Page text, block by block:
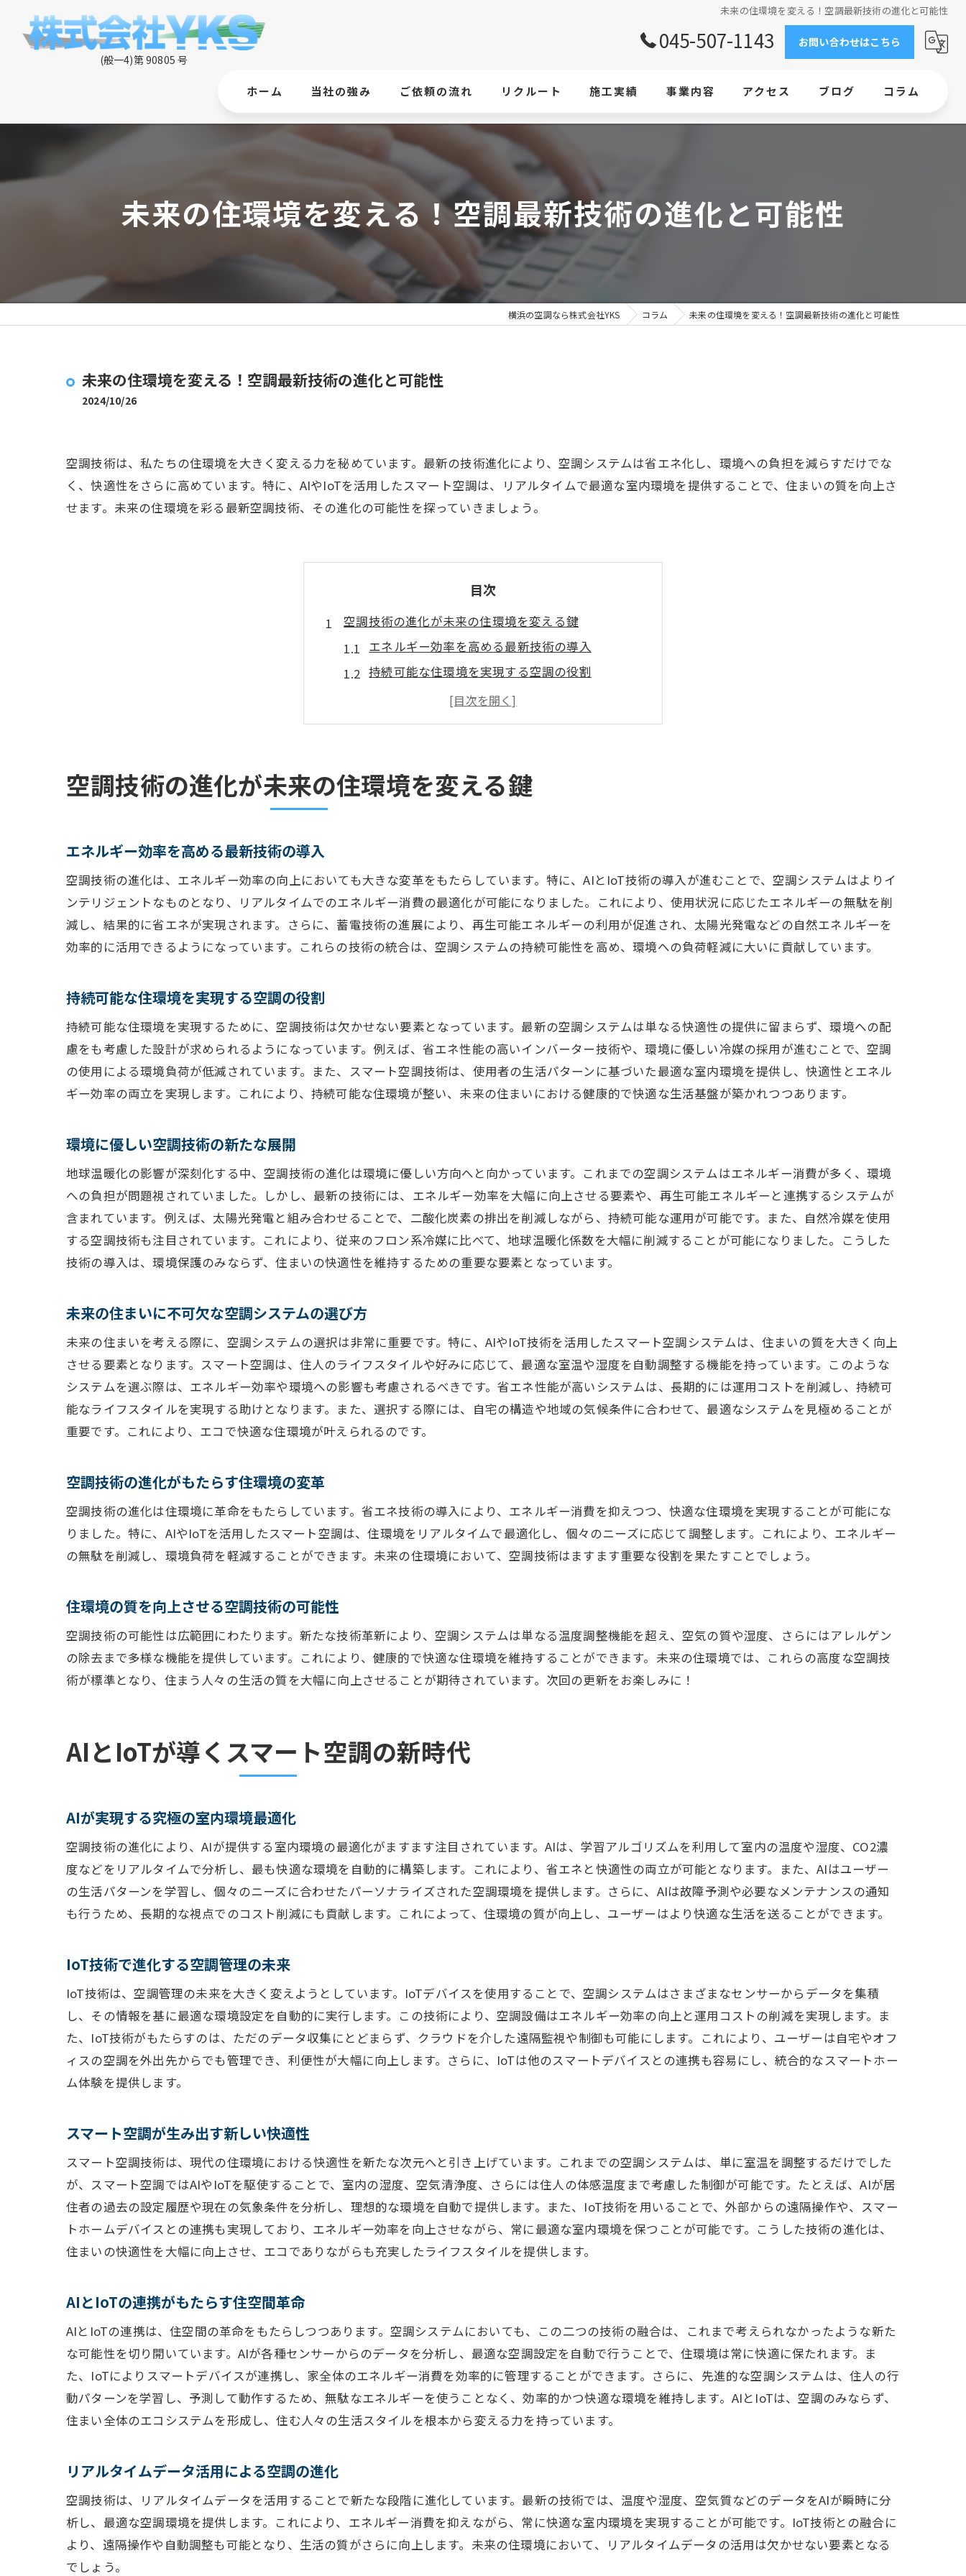
未来の住環境を変える！空調最新技術の進化と可能性
045-507-1143 お問い合わせはこちら
ホーム 当社の強み ご依頼の流れ リクルート 施工実績 事業内容
エアコン
アクセス ブログ コラム
未来の住環境を変える！空調最新技術の進化と可能性
横浜の空調なら株式会社YKS コラム 未来の住環境を変える！空調最新技術の進化と可能性
未来の住環境を変える！空調最新技術の進化と可能性
2024/10/26
空調技術は、私たちの住環境を大きく変える力を秘めています。最新の技術進化により、空調システムは省エネ化し、環境への負担を減らすだけでな
く、快適性をさらに高めています。特に、AIやIoTを活用したスマート空調は、リアルタイムで最適な室内環境を提供することで、住まいの質を向上さ
せます。未来の住環境を彩る最新空調技術、その進化の可能性を探っていきましょう。
目次
空調技術の進化が未来の住環境を変える鍵
エネルギー効率を高める最新技術の導入
持続可能な住環境を実現する空調の役割
環境に優しい空調技術の新たな展開
未来の住まいに不可欠な空調システムの選び方
住環境の質を向上させる空調技術の可能性
AIとIoTが導くスマート空調の新時代
スマート空調が生み出す新しい快適性
AIとIoTの連携がもたらす住空間革命
リアルタイムデータ活用による空調の進化
スマート空調の導入で変わる生活スタイル
快適性を維持しつつエネルギー消費を抑える方法
環境負荷を軽減する空調技術の進化
省エネ空調がもたらす経済効果と可能性
快適な住環境を実現する最先端技術の応用
リアルタイム調整で得られる快適性の向上
データ解析がもたらす空調の新たな可能性
最適な空調環境を実現するためのテクノロジー
リアルタイム管理がもたらす省エネ効果
未来の住環境を彩る空調技術のトレンド
注目の最新空調技術トレンドを探る
空調技術の進化がもたらす住空間の変化
未来志向の空調技術が描く新たな住環境
空調技術が生活に与える影響と展望
空調技術の進化がもたらす環境負荷の低減
環境に配慮した空調技術の最新動向
持続可能な未来を支える空調技術の進化
エコロジカルな住環境を実現する新技術
未来の住空間に向けた環境配慮型空調
スマートホームを支える革新的空調技術
スマートホームの未来を支える空調の役割
未来の住環境を実現する空調技術の最前線
最前線技術で実現する未来の住環境
空調技術の最前線が描く新たな住まい
未来の住環境を形作る空調技術の展望
空調技術の進化が未来の住環境を変える鍵
エネルギー効率を高める最新技術の導入
空調技術の進化は、エネルギー効率の向上においても大きな変革をもたらしています。特に、AIとIoT技術の導入が進むことで、空調システムはよりイ
ンテリジェントなものとなり、リアルタイムでのエネルギー消費の最適化が可能になりました。これにより、使用状況に応じたエネルギーの無駄を削
減し、結果的に省エネが実現されます。さらに、蓄電技術の進展により、再生可能エネルギーの利用が促進され、太陽光発電などの自然エネルギーを
効率的に活用できるようになっています。これらの技術の統合は、空調システムの持続可能性を高め、環境への負荷軽減に大いに貢献しています。
持続可能な住環境を実現する空調の役割
持続可能な住環境を実現するために、空調技術は欠かせない要素となっています。最新の空調システムは単なる快適性の提供に留まらず、環境への配
慮をも考慮した設計が求められるようになっています。例えば、省エネ性能の高いインバーター技術や、環境に優しい冷媒の採用が進むことで、空調
の使用による環境負荷が低減されています。また、スマート空調技術は、使用者の生活パターンに基づいた最適な室内環境を提供し、快適性とエネル
ギー効率の両立を実現します。これにより、持続可能な住環境が整い、未来の住まいにおける健康的で快適な生活基盤が築かれつつあります。
環境に優しい空調技術の新たな展開
地球温暖化の影響が深刻化する中、空調技術の進化は環境に優しい方向へと向かっています。これまでの空調システムはエネルギー消費が多く、環境
への負担が問題視されていました。しかし、最新の技術には、エネルギー効率を大幅に向上させる要素や、再生可能エネルギーと連携するシステムが
含まれています。例えば、太陽光発電と組み合わせることで、二酸化炭素の排出を削減しながら、持続可能な運用が可能です。また、自然冷媒を使用
する空調技術も注目されています。これにより、従来のフロン系冷媒に比べて、地球温暖化係数を大幅に削減することが可能になりました。こうした
技術の導入は、環境保護のみならず、住まいの快適性を維持するための重要な要素となっています。
未来の住まいに不可欠な空調システムの選び方
未来の住まいを考える際に、空調システムの選択は非常に重要です。特に、AIやIoT技術を活用したスマート空調システムは、住まいの質を大きく向上
させる要素となります。スマート空調は、住人のライフスタイルや好みに応じて、最適な室温や湿度を自動調整する機能を持っています。このような
システムを選ぶ際は、エネルギー効率や環境への影響も考慮されるべきです。省エネ性能が高いシステムは、長期的には運用コストを削減し、持続可
能なライフスタイルを実現する助けとなります。また、選択する際には、自宅の構造や地域の気候条件に合わせて、最適なシステムを見極めることが
重要です。これにより、エコで快適な住環境が叶えられるのです。
空調技術の進化がもたらす住環境の変革
空調技術の進化は住環境に革命をもたらしています。省エネ技術の導入により、エネルギー消費を抑えつつ、快適な住環境を実現することが可能にな
りました。特に、AIやIoTを活用したスマート空調は、住環境をリアルタイムで最適化し、個々のニーズに応じて調整します。これにより、エネルギー
の無駄を削減し、環境負荷を軽減することができます。未来の住環境において、空調技術はますます重要な役割を果たすことでしょう。
住環境の質を向上させる空調技術の可能性
空調技術の可能性は広範囲にわたります。新たな技術革新により、空調システムは単なる温度調整機能を超え、空気の質や湿度、さらにはアレルゲン
の除去まで多様な機能を提供しています。これにより、健康的で快適な住環境を維持することができます。未来の住環境では、これらの高度な空調技
術が標準となり、住まう人々の生活の質を大幅に向上させることが期待されています。次回の更新をお楽しみに！
AIとIoTが導くスマート空調の新時代
AIが実現する究極の室内環境最適化
空調技術の進化により、AIが提供する室内環境の最適化がますます注目されています。AIは、学習アルゴリズムを利用して室内の温度や湿度、CO2濃
度などをリアルタイムで分析し、最も快適な環境を自動的に構築します。これにより、省エネと快適性の両立が可能となります。また、AIはユーザー
の生活パターンを学習し、個々のニーズに合わせたパーソナライズされた空調環境を提供します。さらに、AIは故障予測や必要なメンテナンスの通知
も行うため、長期的な視点でのコスト削減にも貢献します。これによって、住環境の質が向上し、ユーザーはより快適な生活を送ることができます。
IoT技術で進化する空調管理の未来
IoT技術は、空調管理の未来を大きく変えようとしています。IoTデバイスを使用することで、空調システムはさまざまなセンサーからデータを集積
し、その情報を基に最適な環境設定を自動的に実行します。この技術により、空調設備はエネルギー効率の向上と運用コストの削減を実現します。ま
た、IoT技術がもたらすのは、ただのデータ収集にとどまらず、クラウドを介した遠隔監視や制御も可能にします。これにより、ユーザーは自宅やオフ
ィスの空調を外出先からでも管理でき、利便性が大幅に向上します。さらに、IoTは他のスマートデバイスとの連携も容易にし、統合的なスマートホー
ム体験を提供します。
スマート空調が生み出す新しい快適性
スマート空調技術は、現代の住環境における快適性を新たな次元へと引き上げています。これまでの空調システムは、単に室温を調整するだけでした
が、スマート空調ではAIやIoTを駆使することで、室内の湿度、空気清浄度、さらには住人の体感温度まで考慮した制御が可能です。たとえば、AIが居
住者の過去の設定履歴や現在の気象条件を分析し、理想的な環境を自動で提供します。また、IoT技術を用いることで、外部からの遠隔操作や、スマー
トホームデバイスとの連携も実現しており、エネルギー効率を向上させながら、常に最適な室内環境を保つことが可能です。こうした技術の進化は、
住まいの快適性を大幅に向上させ、エコでありながらも充実したライフスタイルを提供します。
AIとIoTの連携がもたらす住空間革命
AIとIoTの連携は、住空間の革命をもたらしつつあります。空調システムにおいても、この二つの技術の融合は、これまで考えられなかったような新た
な可能性を切り開いています。AIが各種センサーからのデータを分析し、最適な空調設定を自動で行うことで、住環境は常に快適に保たれます。ま
た、IoTによりスマートデバイスが連携し、家全体のエネルギー消費を効率的に管理することができます。さらに、先進的な空調システムは、住人の行
動パターンを学習し、予測して動作するため、無駄なエネルギーを使うことなく、効率的かつ快適な環境を維持します。AIとIoTは、空調のみならず、
住まい全体のエコシステムを形成し、住む人々の生活スタイルを根本から変える力を持っています。
リアルタイムデータ活用による空調の進化
空調技術は、リアルタイムデータを活用することで新たな段階に進化しています。最新の技術では、温度や湿度、空気質などのデータをAIが瞬時に分
析し、最適な空調環境を提供します。これにより、エネルギー消費を抑えながら、常に快適な室内環境を実現することが可能です。IoT技術との融合に
より、遠隔操作や自動調整も可能となり、生活の質がさらに向上します。未来の住環境において、リアルタイムデータの活用は欠かせない要素となる
でしょう。